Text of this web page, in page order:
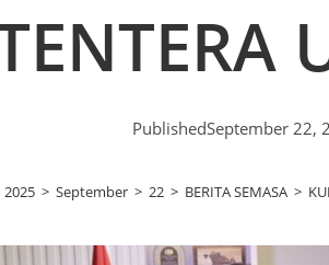
PublishedSeptember 22,
2025 > September > 22 > BERITA SEMASA >